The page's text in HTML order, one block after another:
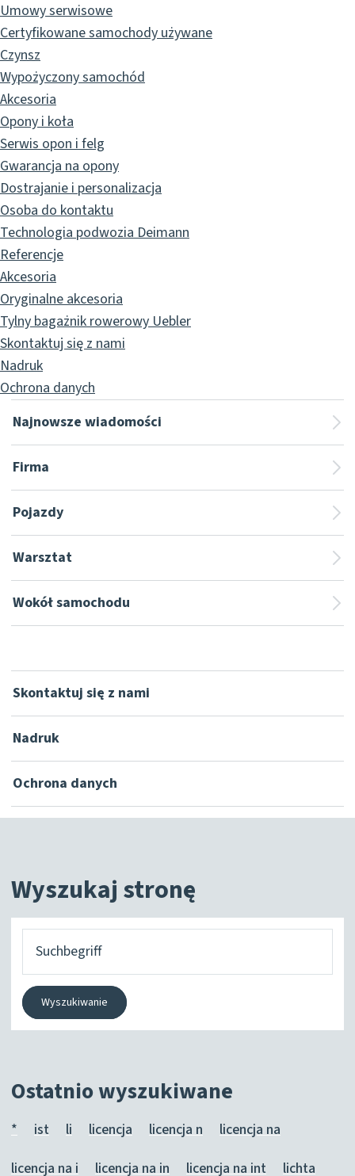
Umowy serwisowe
Certyfikowane samochody używane
Czynsz
Wypożyczony samochód
Akcesoria
Opony i koła
Serwis opon i felg
Gwarancja na opony
Dostrajanie i personalizacja
Osoba do kontaktu
Technologia podwozia Deimann
Referencje
Akcesoria
Oryginalne akcesoria
Tylny bagażnik rowerowy Uebler
Skontaktuj się z nami
Nadruk
Ochrona danych
Najnowsze wiadomości
Firma
Pojazdy
Warsztat
Wokół samochodu
Skontaktuj się z nami
Nadruk
Ochrona danych
Wyszukaj stronę
szukasz?
Wyszukiwanie
Ostatnio wyszukiwane
* ist li licencja licencja n
licencja na
licencja na i
licencja na in licencja na int lichta